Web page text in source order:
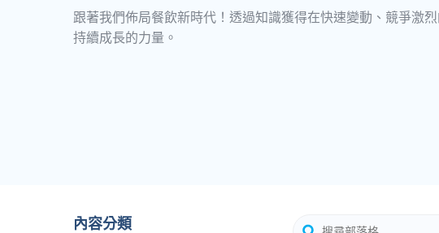
跟著我們佈局餐飲新時代！透過知識獲得在快速變動、競爭激
持續成長的力量。
內容分類